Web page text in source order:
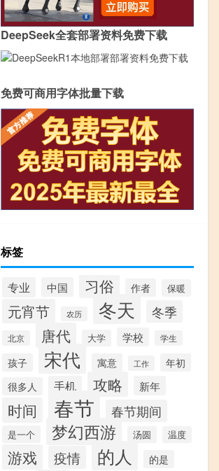
DeepSeek全套部署资料免费下载
免费可商用字体批量下载
标签
专业 中国 习俗 作者 保暖
元宵节 农历 冬天 冬季
北京 唐代 大学 学校 学生
孩子 宋代 寓意 工作
年初
很多人
手机 攻略 新年
时间 春节 春节期间
是一个 梦幻西游 汤圆 温度
游戏 疫情 的人 的是